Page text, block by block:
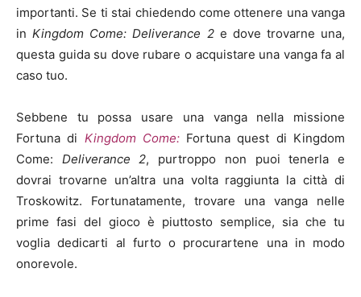
importanti. Se ti stai chiedendo come ottenere una vanga
inKingdom Come: Deliverance 2e dove trovarne una,
questa guida su dove rubare o acquistare una vanga fa al
caso tuo.
Sebbene tu possa usare una vanga nella missione
Fortuna di Kingdom Come:Fortuna quest di Kingdom
Come: Deliverance 2, purtroppo non puoi tenerla e
dovrai trovarne un’altra una volta raggiunta la città di
Troskowitz. Fortunatamente, trovare una vanga nelle
prime fasi del gioco è piuttosto semplice, sia che tu
voglia dedicarti al furto o procurartene una in modo
onorevole.